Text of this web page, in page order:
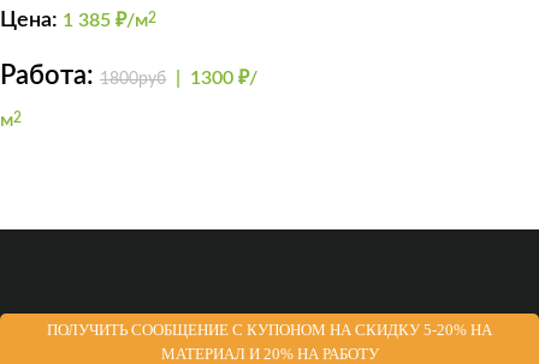
TRAVERTINO 500 +
Цена: 1 385 ₽/м2
Работа: 1800руб 1300 ₽/
м2
ПОЛУЧИТЬ СООБЩЕНИЕ С КУПОНОМ НА СКИДКУ 5-20% НА
МАТЕРИАЛ И 20% НА РАБОТУ